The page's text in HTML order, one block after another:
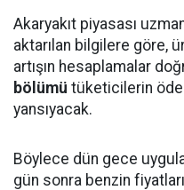
Akaryakıt piyasası
aktarılan bilgilere göre,
artışın hesaplamalar
bölümü tüketicilerin
yansıyacak.
Böylece dün gece
gün sonra benzin